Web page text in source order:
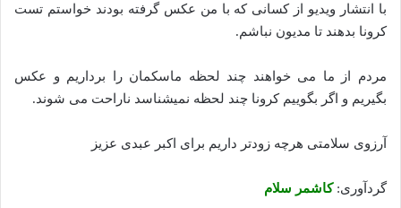
با انتشار ویدیو از کسانی که با من عکس گرفته بودند خواستم تست
کرونا بدهند تا مدیون نباشم.
مردم از ما می خواهند چند لحظه ماسکمان را برداریم و عکس
بگیریم و اگر بگوییم کرونا چند لحظه نمیشناسد ناراحت می شوند.
آرزوی سلامتی هرچه زودتر داریم برای اکبر عبدی عزیز
گردآوری:کاشمر سلام